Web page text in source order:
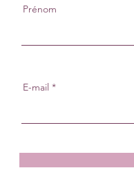
Prénom
E-mail